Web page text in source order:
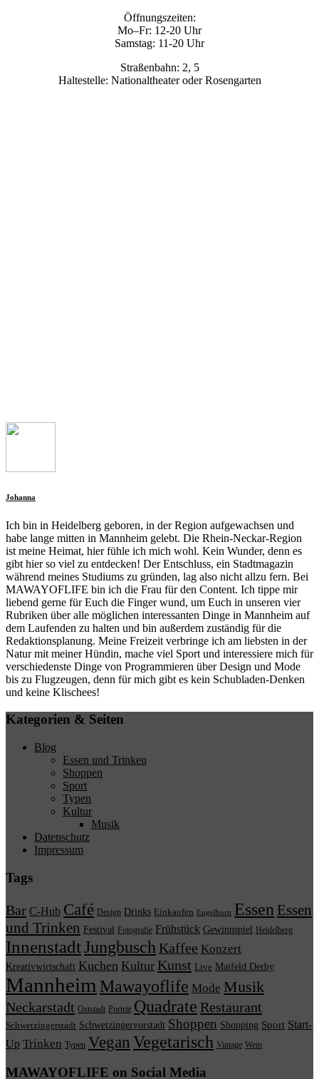
Öffnungszeiten:
Mo–Fr: 12-20 Uhr
Samstag: 11-20 Uhr
Straßenbahn: 2, 5
Haltestelle: Nationaltheater oder Rosengarten
Johanna
Ich bin in Heidelberg geboren, in der Region aufgewachsen und
habe lange mitten in Mannheim gelebt. Die Rhein-Neckar-Region
ist meine Heimat, hier fühle ich mich wohl. Kein Wunder, denn es
gibt hier so viel zu entdecken! Der Entschluss, ein Stadtmagazin
während meines Studiums zu gründen, lag also nicht allzu fern. Bei
MAWAYOFLIFE bin ich die Frau für den Content. Ich tippe mir
liebend gerne für Euch die Finger wund, um Euch in unseren vier
Rubriken über alle möglichen interessanten Dinge in Mannheim auf
dem Laufenden zu halten und bin außerdem zuständig für die
Redaktionsplanung. Meine Freizeit verbringe ich am liebsten in der
Natur mit meiner Hündin, mache viel Sport und interessiere mich für
verschiedenste Dinge von Programmieren über Design und Mode
bis zu Flugzeugen, denn für mich gibt es kein Schubladen-Denken
und keine Klischees!
Kategorien & Seiten
Blog
Essen und Trinken
Shoppen
Sport
Typen
Kultur
Musik
Datenschutz
Impressum
Tags
Bar C-Hub Café Design Drinks Einkaufen Engelhorn Essen Essen
und Trinken Festival Fotografie Frühstück Gewinnspiel Heidelberg
InnenstadtJungbusch Kaffee Konzert
Kreativwirtschaft Kuchen Kultur Kunst Live Maifeld Derby
Mannheim Mawayoflife Mode Musik
Neckarstadt Oststadt Porträt Quadrate Restaurant
Schwetzingerstadt Schwetzingervorstadt Shoppen Shopping Sport Start-
Up Trinken Typen Vegan Vegetarisch Vintage Wein
MAWAYOFLIFE on Social Media